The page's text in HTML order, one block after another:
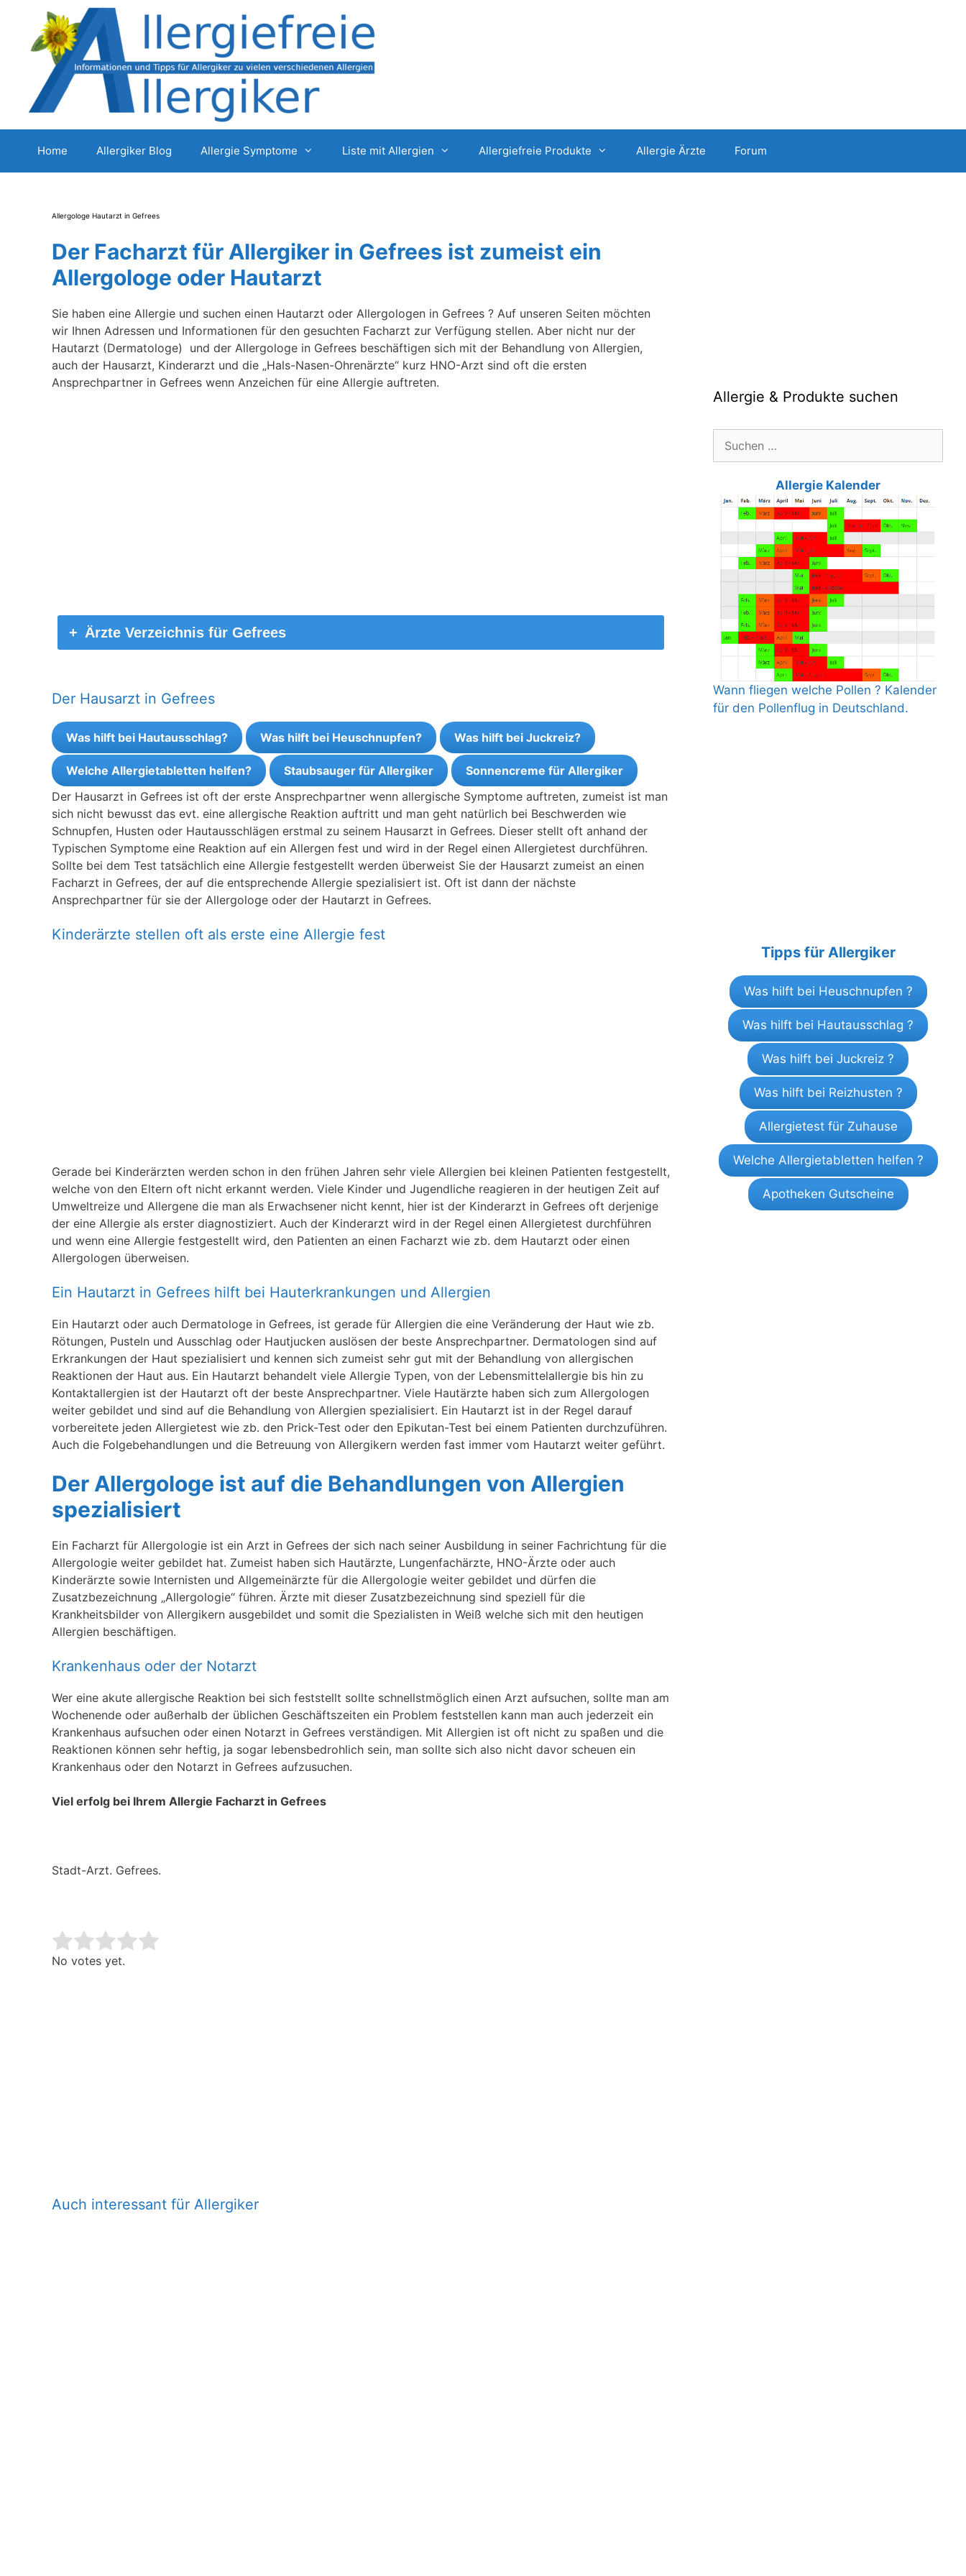
springen
Home Allergiker Blog Allergie Symptome Liste mit Allergien Allergiefreie Produkte Allergie Ärzte Forum
Allergologe Hautarzt in Gefrees
Der Facharzt für Allergiker in Gefrees ist zumeist ein
Allergologe oder Hautarzt
Sie haben eine Allergie und suchen einen Hautarzt oder Allergologen in Gefrees ? Auf unseren Seiten möchten
wir Ihnen Adressen und Informationen für den gesuchten Facharzt zur Verfügung stellen. Aber nicht nur der
Hautarzt (Dermatologe) und der Allergologe in Gefrees beschäftigen sich mit der Behandlung von Allergien,
auch der Hausarzt, Kinderarzt und die „Hals-Nasen-Ohrenärzte“ kurz HNO-Arzt sind oft die ersten
Ansprechpartner in Gefrees wenn Anzeichen für eine Allergie auftreten.
Ärzte Verzeichnis für Gefrees
Der Hausarzt in Gefrees
Was hilft bei Hautausschlag? Was hilft bei Heuschnupfen? Was hilft bei Juckreiz?
Welche Allergietabletten helfen? Staubsauger für Allergiker
Sonnencreme für Allergiker
Der Hausarzt in Gefrees ist oft der erste Ansprechpartner wenn allergische Symptome auftreten, zumeist ist man
sich nicht bewusst das evt. eine allergische Reaktion auftritt und man geht natürlich bei Beschwerden wie
Schnupfen, Husten oder Hautausschlägen erstmal zu seinem Hausarzt in Gefrees. Dieser stellt oft anhand der
Typischen Symptome eine Reaktion auf ein Allergen fest und wird in der Regel einen Allergietest durchführen.
Sollte bei dem Test tatsächlich eine Allergie festgestellt werden überweist Sie der Hausarzt zumeist an einen
Facharzt in Gefrees, der auf die entsprechende Allergie spezialisiert ist. Oft ist dann der nächste
Ansprechpartner für sie der Allergologe oder der Hautarzt in Gefrees.
Kinderärzte stellen oft als erste eine Allergie fest
Gerade bei Kinderärzten werden schon in den frühen Jahren sehr viele Allergien bei kleinen Patienten festgestellt,
welche von den Eltern oft nicht erkannt werden. Viele Kinder und Jugendliche reagieren in der heutigen Zeit auf
Umweltreize und Allergene die man als Erwachsener nicht kennt, hier ist der Kinderarzt in Gefrees oft derjenige
der eine Allergie als erster diagnostiziert. Auch der Kinderarzt wird in der Regel einen Allergietest durchführen
und wenn eine Allergie festgestellt wird, den Patienten an einen Facharzt wie zb. dem Hautarzt oder einen
Allergologen überweisen.
Ein Hautarzt in Gefrees hilft bei Hauterkrankungen und Allergien
Ein Hautarzt oder auch Dermatologe in Gefrees, ist gerade für Allergien die eine Veränderung der Haut wie zb.
Rötungen, Pusteln und Ausschlag oder Hautjucken auslösen der beste Ansprechpartner. Dermatologen sind auf
Erkrankungen der Haut spezialisiert und kennen sich zumeist sehr gut mit der Behandlung von allergischen
Reaktionen der Haut aus. Ein Hautarzt behandelt viele Allergie Typen, von der Lebensmittelallergie bis hin zu
Kontaktallergien ist der Hautarzt oft der beste Ansprechpartner. Viele Hautärzte haben sich zum Allergologen
weiter gebildet und sind auf die Behandlung von Allergien spezialisiert. Ein Hautarzt ist in der Regel darauf
vorbereitete jeden Allergietest wie zb. den Prick-Test oder den Epikutan-Test bei einem Patienten durchzuführen.
Auch die Folgebehandlungen und die Betreuung von Allergikern werden fast immer vom Hautarzt weiter geführt.
Der Allergologe ist auf die Behandlungen von Allergien
spezialisiert
Ein Facharzt für Allergologie ist ein Arzt in Gefrees der sich nach seiner Ausbildung in seiner Fachrichtung für die
Allergologie weiter gebildet hat. Zumeist haben sich Hautärzte, Lungenfachärzte, HNO-Ärzte oder auch
Kinderärzte sowie Internisten und Allgemeinärzte für die Allergologie weiter gebildet und dürfen die
Zusatzbezeichnung „Allergologie“ führen. Ärzte mit dieser Zusatzbezeichnung sind speziell für die
Krankheitsbilder von Allergikern ausgebildet und somit die Spezialisten in Weiß welche sich mit den heutigen
Allergien beschäftigen.
Krankenhaus oder der Notarzt
Wer eine akute allergische Reaktion bei sich feststellt sollte schnellstmöglich einen Arzt aufsuchen, sollte man am
Wochenende oder außerhalb der üblichen Geschäftszeiten ein Problem feststellen kann man auch jederzeit ein
Krankenhaus aufsuchen oder einen Notarzt in Gefrees verständigen. Mit Allergien ist oft nicht zu spaßen und die
Reaktionen können sehr heftig, ja sogar lebensbedrohlich sein, man sollte sich also nicht davor scheuen ein
Krankenhaus oder den Notarzt in Gefrees aufzusuchen.
Viel erfolg bei Ihrem Allergie Facharzt in Gefrees
Stadt-Arzt. Gefrees.
Rate this item:
No votes yet.
Auch interessant für Allergiker
Allergie & Produkte suchen
Allergie Kalender
Wann fliegen welche Pollen ? Kalender
für den Pollenflug in Deutschland.
Tipps für Allergiker
Was hilft bei Heuschnupfen ?
Was hilft bei Hautausschlag ?
Was hilft bei Juckreiz ?
Was hilft bei Reizhusten ?
Allergietest für Zuhause
Welche Allergietabletten helfen ?
Apotheken Gutscheine